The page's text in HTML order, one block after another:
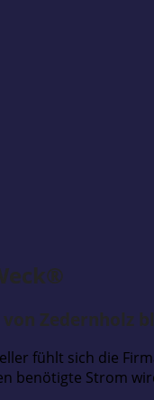
Zedernholz
fühlt sich die
benötigte Strom